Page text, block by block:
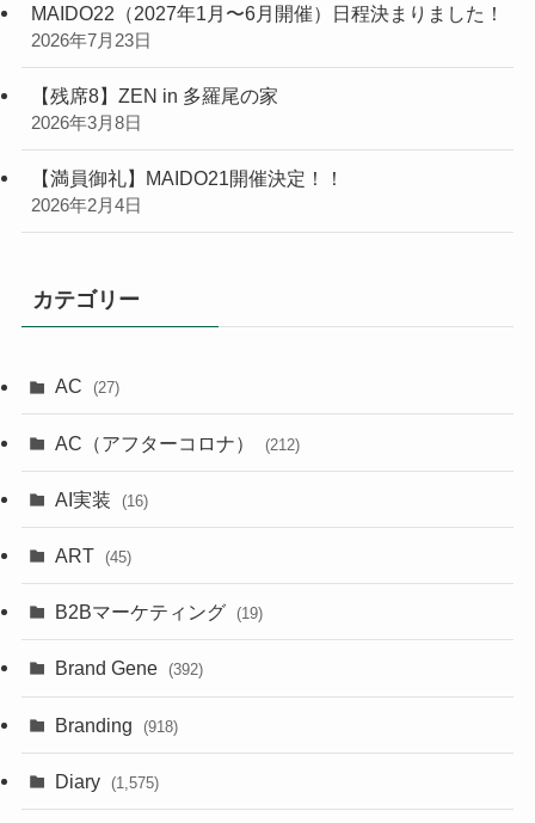
MAIDO22（2027年1月〜6月開催）日程決まりました！
2026年7月23日
【残席8】ZEN in 多羅尾の家
2026年3月8日
【満員御礼】MAIDO21開催決定！！
2026年2月4日
カテゴリー
AC (27)
AC（アフターコロナ） (212)
AI実装 (16)
ART (45)
B2Bマーケティング (19)
Brand Gene (392)
Branding (918)
Diary (1,575)